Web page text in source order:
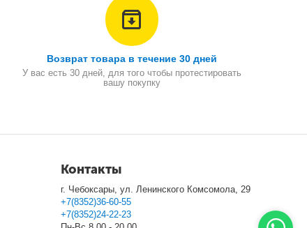
Возврат товара в течение 30 дней
У вас есть 30 дней, для того чтобы протестировать
вашу покупку
Контакты
г. Чебоксары, ул. Ленинского Комсомола, 29
+7(8352)36-60-55
+7(8352)24-22-23